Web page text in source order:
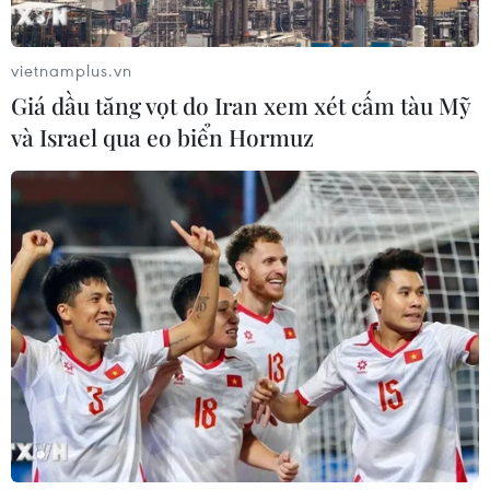
Chứng khoán thế giới đi xuống sau quyết
sách mới nhất của ECB
08/03/2019 01:51
Chứng khoán Mỹ đi xuống sau khi ECB khép lại cuộc
họp chính sách mới nhất với nhiều nhận định kém lạc
quan, làm dấy lên lo ngại về xu hướng tăng trưởng
chậm lại của kinh tế thế giới.
vietnamplus.vn
Giá dầu tăng vọt do Iran xem xét cấm tàu Mỹ
và Israel qua eo biển Hormuz